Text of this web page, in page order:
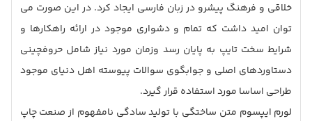
خلاقی و فرهنگ پیشرو در زبان فارسی ایجاد کرد. در این صورت می
توان امید داشت که تمام و دشواری موجود در ارائه راهکارها و
شرایط سخت تایپ به پایان رسد وزمان مورد نیاز شامل حروفچینی
دستاوردهای اصلی و جوابگوی سوالات پیوسته اهل دنیای موجود
طراحی اساسا مورد استفاده قرار گیرد.
لورم ایپسوم متن ساختگی با تولید سادگی نامفهوم از صنعت چاپ